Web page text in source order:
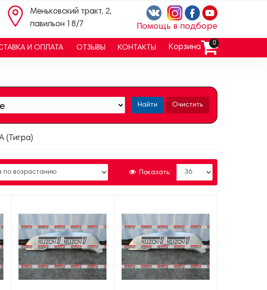
Помощь в подборе
Меньковский тракт, 2,
павильон 18/7
И ОПЛАТА ОТЗЫВЫ КОНТАКТЫ Корзина 0
Найти Очистить
(Тигра)
Показать: